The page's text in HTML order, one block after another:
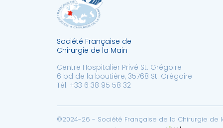
Société Française de
Chirurgie de la Main
Centre Hospitalier Privé St. Grégoire
6 bd de la boutière, 35768 St. Grégoire
Tél: +33 6 38 95 58 32
©2024-26 - Société Française de la Chirurgie de